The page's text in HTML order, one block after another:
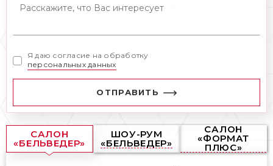
Я даю согласие на обработку
персональных данных
ОТПРАВИТЬ
САЛОН
«БЕЛЬВЕДЕР»
ШОУ-РУМ
«БЕЛЬВЕДЕР»
САЛОН
«ФОРМАТ
ПЛЮС»